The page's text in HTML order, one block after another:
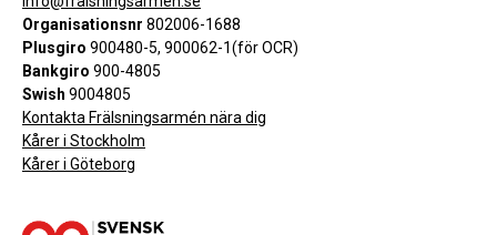
Organisationsnr 802006-1688
Plusgiro 900480-5, 900062-1(för OCR)
Bankgiro 900-4805
Swish 9004805
Kontakta Frälsningsarmén nära dig
Kårer i Stockholm
Kårer i Göteborg